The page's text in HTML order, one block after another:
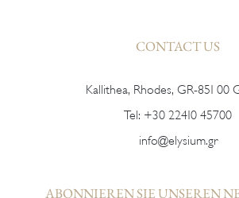
CONTACT US
Kallithea, Rhodes, GR-851 00
Tel: +30 22410 45700
info@elysium.gr
ABONNIEREN SIE UNSEREN